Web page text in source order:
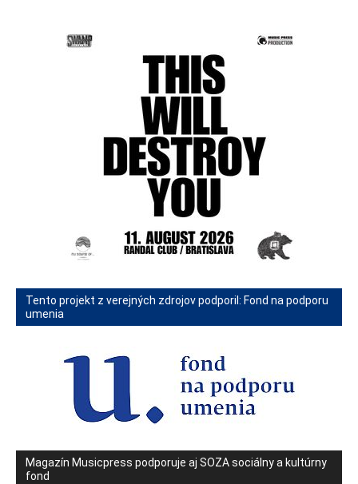
Tento projekt z verejných zdrojov podporil: Fond na podporu
umenia
Magazín Musicpress podporuje aj SOZA sociálny a kultúrny
fond